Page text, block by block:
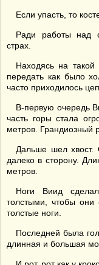
Если упасть, то
Ради работы над
страх.
Находясь на
передать как было
часто приходилось
В-первую очередь
часть горы стала
метров. Грандиозный
Дальше шел хвост.
далеко в сторону.
метров.
Ноги Виид
толстыми, чтобы они
толстые ноги.
Последней была
длинная и большая